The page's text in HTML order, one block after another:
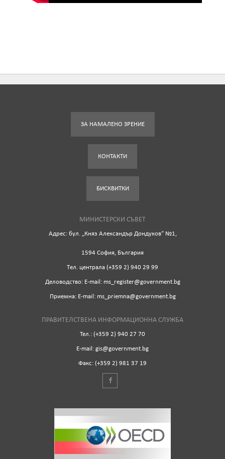
ЗА НАМАЛЕНО ЗРЕНИЕ
КОНТАКТИ
БИСКВИТКИ
МИНИСТЕРСКИ СЪВЕТ
Адрес: бул. „Княз Александър Дондуков“ №1,
1594 София, България
Tел. централа (+359 2) 940 29 99
Деловодство: Е-mail: ms_register@government.bg
Приемна: Е-mail: ms_priemna@government.bg
ПРАВИТЕЛСТВЕНА ИНФОРМАЦИОННА СЛУЖБА
Тел.: (+359 2) 940 27 70
Е-mail: gis@government.bg
Факс: (+359 2) 981 37 19